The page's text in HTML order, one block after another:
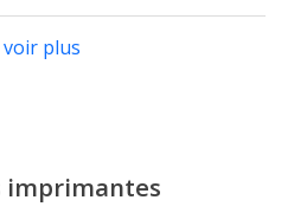
voir plus
imprimantes